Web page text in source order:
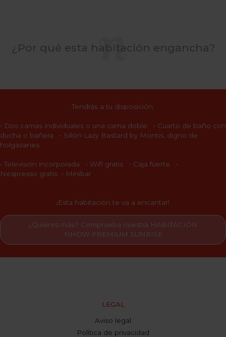
¿Por qué esta habitación engancha?
Tendrás a tu disposición:
• Dos camas individuales o una cama doble • Cuarto de baño con
ducha o bañera • Sillón Lazy Bastard by Montis, digno de
holgazanes
• Televisión incorporada • Wifi gratis • Caja fuerte •
Nespresso gratis • Minibar
¡Esta habitación te va a encantar!
¿Quieres más? Comprueba nuestra HABITACIÓN
NHOW PREMIUM SUNRISE
LEGAL
Aviso legal
Política de privacidad